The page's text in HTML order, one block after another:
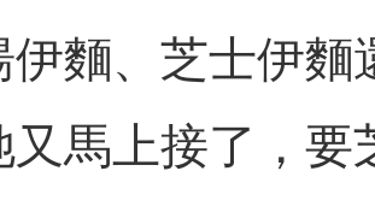
伊麵、芝士伊麵
又馬上接了，要